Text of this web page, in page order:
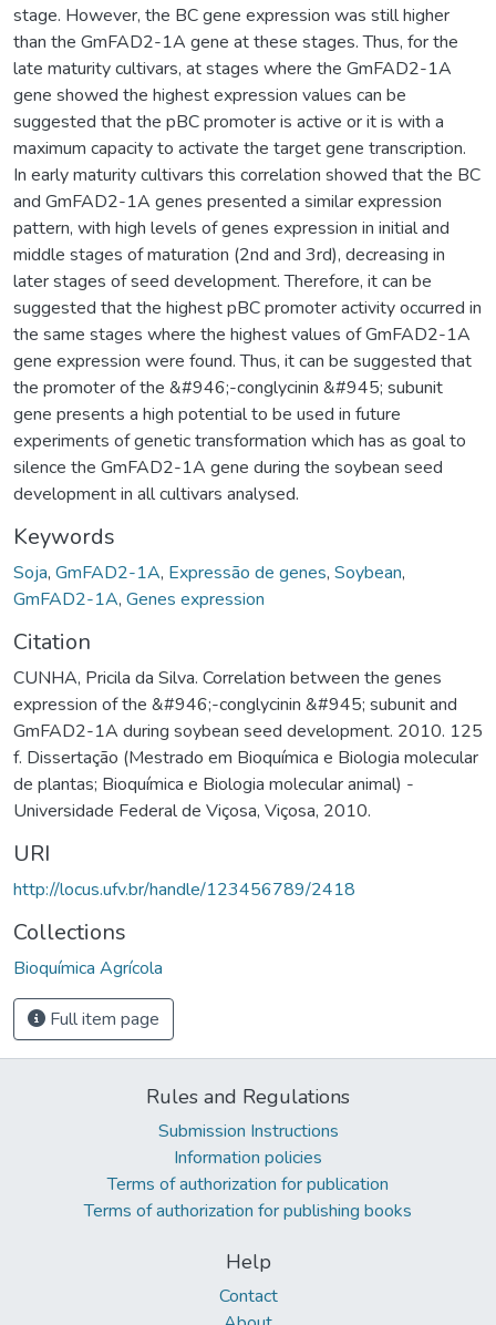
stage. However, the BC gene expression was still higher
than the GmFAD2-1A gene at these stages. Thus, for the
late maturity cultivars, at stages where the GmFAD2-1A
gene showed the highest expression values can be
suggested that the pBC promoter is active or it is with a
maximum capacity to activate the target gene transcription.
In early maturity cultivars this correlation showed that the BC
and GmFAD2-1A genes presented a similar expression
pattern, with high levels of genes expression in initial and
middle stages of maturation (2nd and 3rd), decreasing in
later stages of seed development. Therefore, it can be
suggested that the highest pBC promoter activity occurred in
the same stages where the highest values of GmFAD2-1A
gene expression were found. Thus, it can be suggested that
the promoter of the &#946;-conglycinin &#945; subunit
gene presents a high potential to be used in future
experiments of genetic transformation which has as goal to
silence the GmFAD2-1A gene during the soybean seed
development in all cultivars analysed.
Keywords
Soja, GmFAD2-1A, Expressão de genes, Soybean,
GmFAD2-1A, Genes expression
Citation
CUNHA, Pricila da Silva. Correlation between the genes
expression of the &#946;-conglycinin &#945; subunit and
GmFAD2-1A during soybean seed development. 2010. 125
f. Dissertação (Mestrado em Bioquímica e Biologia molecular
de plantas; Bioquímica e Biologia molecular animal) -
Universidade Federal de Viçosa, Viçosa, 2010.
URI
http://locus.ufv.br/handle/123456789/2418
Collections
Bioquímica Agrícola
Full item page
Rules and Regulations
Submission Instructions
Information policies
Terms of authorization for publication
Terms of authorization for publishing books
Help
Contact